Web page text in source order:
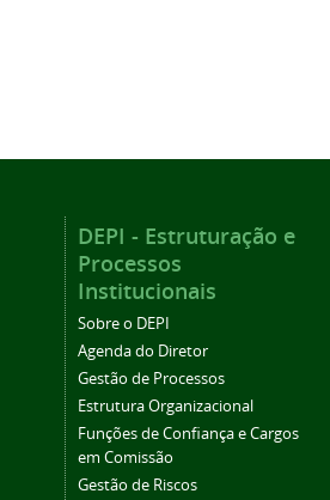
DEPI - Estruturação e
Processos
Institucionais
Sobre o DEPI
Agenda do Diretor
Gestão de Processos
Estrutura Organizacional
Funções de Confiança e Cargos
em Comissão
Gestão de Riscos